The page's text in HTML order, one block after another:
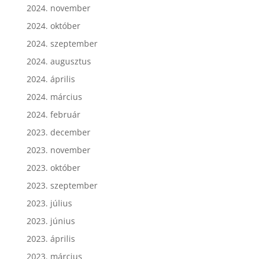
2024. november
2024. október
2024. szeptember
2024. augusztus
2024. április
2024. március
2024. február
2023. december
2023. november
2023. október
2023. szeptember
2023. július
2023. június
2023. április
2023. március